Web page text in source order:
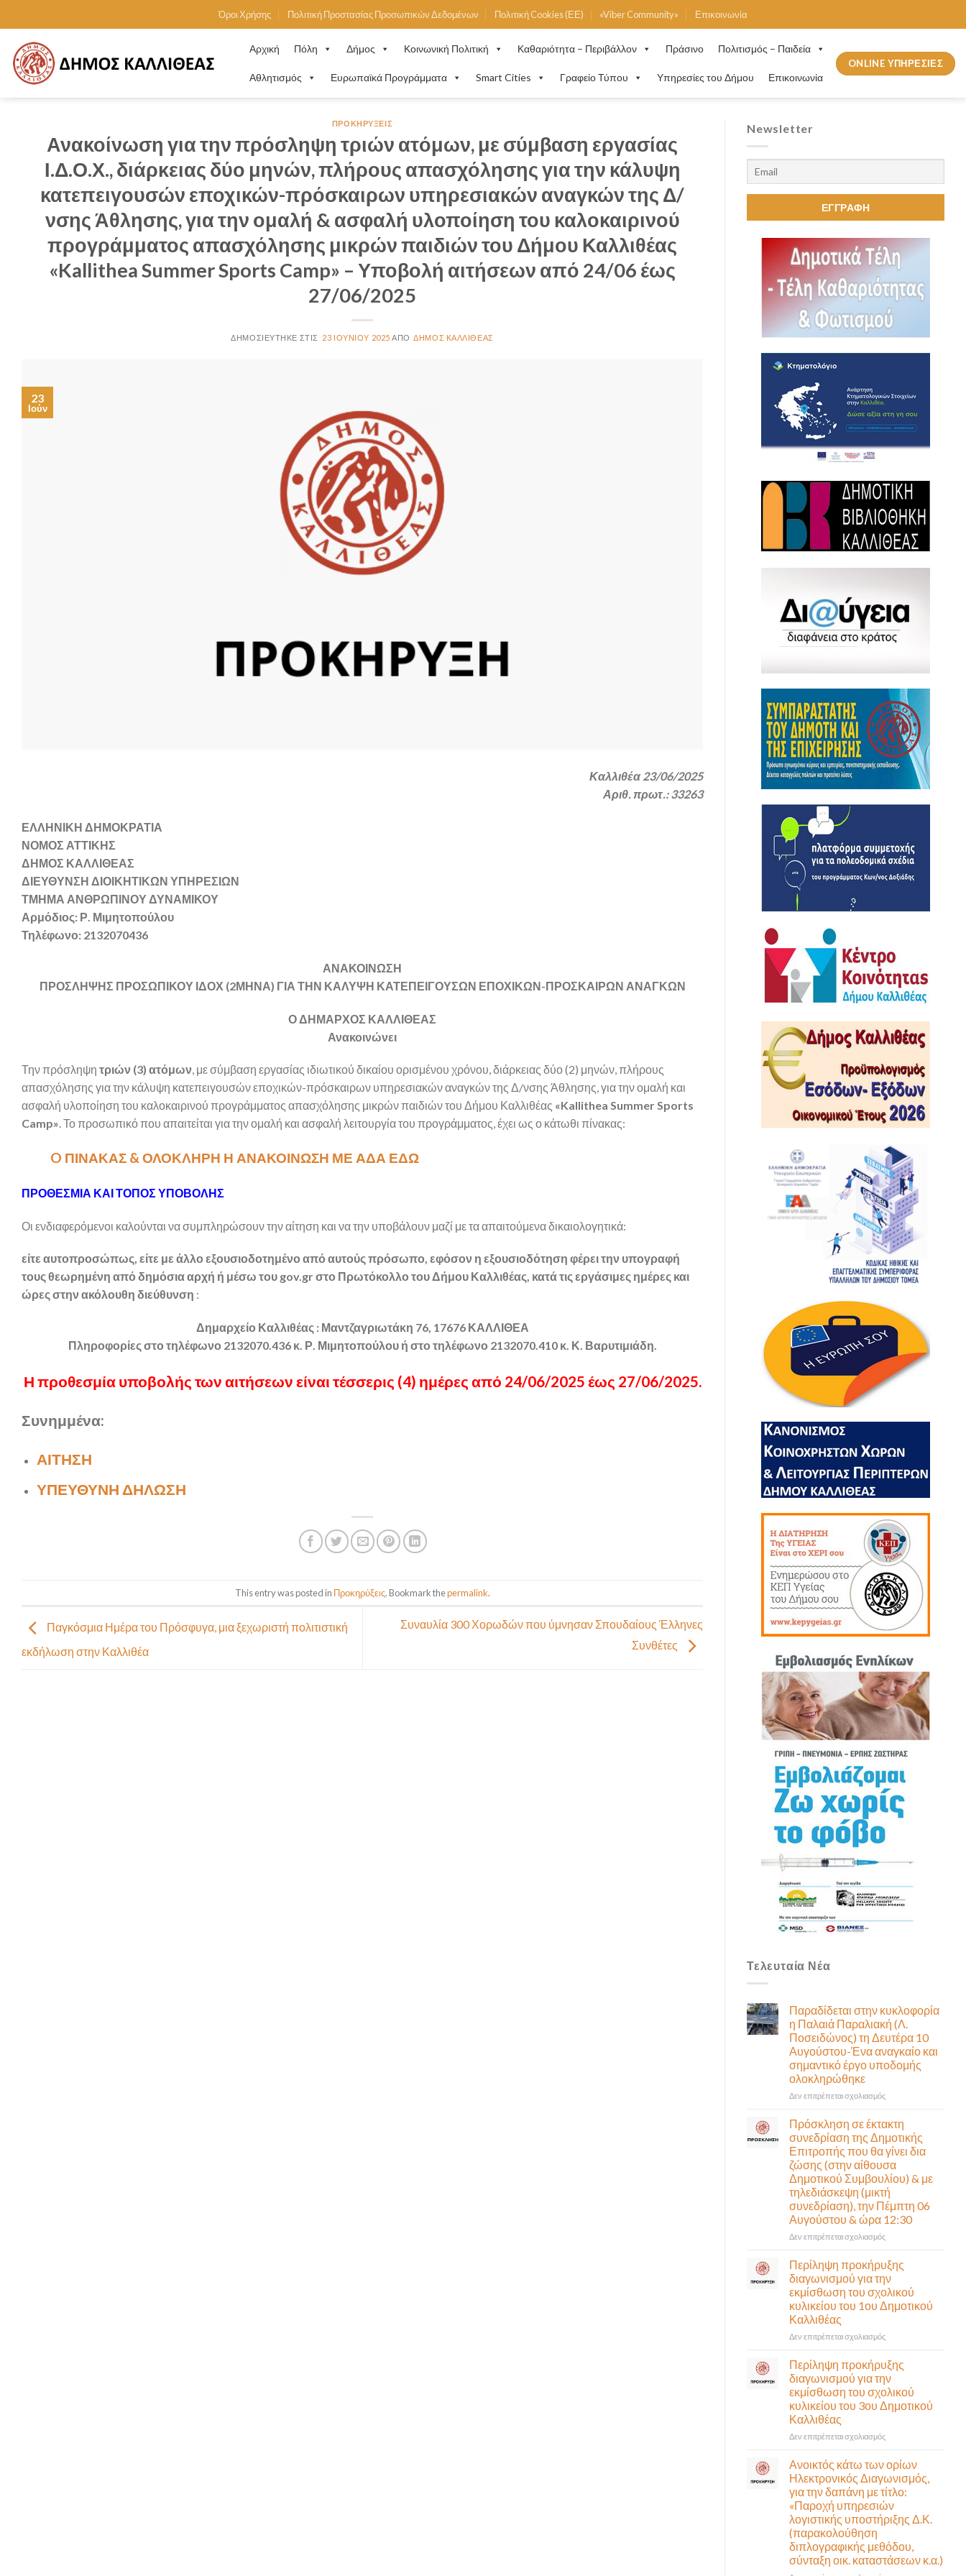
to
content
Όροι Χρήσης Πολιτική Προστασίας Προσωπικών Δεδομένων Πολιτική Cookies (ΕΕ) «Viber Community» Επικοινωνία
Αρχική Πόλη Δήμος Κοινωνική Πολιτική Καθαριότητα – Περιβάλλον Πράσινο Πολιτισμός – Παιδεία
Αθλητισμός Ευρωπαϊκά Προγράμματα Smart Cities Γραφείο Τύπου Υπηρεσίες του Δήμου Επικοινωνία
ONLINE ΥΠΗΡΕΣΙΕΣ
ΠΡΟΚΗΡΎΞΕΙΣ
Ανακοίνωση για την πρόσληψη τριών ατόμων, με σύμβαση εργασίας
Ι.Δ.Ο.Χ., διάρκειας δύο μηνών, πλήρους απασχόλησης για την κάλυψη
κατεπειγουσών εποχικών-πρόσκαιρων υπηρεσιακών αναγκών της Δ/
νσης Άθλησης, για την ομαλή & ασφαλή υλοποίηση του καλοκαιρινού
προγράμματος απασχόλησης μικρών παιδιών του Δήμου Καλλιθέας
«Kallithea Summer Sports Camp» – Υποβολή αιτήσεων από 24/06 έως
27/06/2025
23 ΙΟΥΝΊΟΥ 2025 ΔΉΜΟΣ ΚΑΛΛΙΘΈΑΣ
23
Ιούν
Καλλιθέα 23/06/2025
Αριθ. πρωτ.: 33263
ΕΛΛΗΝΙΚΗ ΔΗΜΟΚΡΑΤΙΑ
ΝΟΜΟΣ ΑΤΤΙΚΗΣ
ΔΗΜΟΣ ΚΑΛΛΙΘΕΑΣ
ΔΙΕΥΘΥΝΣΗ ΔΙΟΙΚΗΤΙΚΩΝ ΥΠΗΡΕΣΙΩΝ
ΤΜΗΜΑ ΑΝΘΡΩΠΙΝΟΥ ΔΥΝΑΜΙΚΟΥ
Αρμόδιος: Ρ. Μιμητοπούλου
Τηλέφωνο: 2132070436
ΑΝΑΚΟΙΝΩΣΗ
ΠΡΟΣΛΗΨΗΣ ΠΡΟΣΩΠΙΚΟΥ ΙΔΟΧ (2ΜΗΝΑ) ΓΙΑ ΤΗΝ ΚΑΛΥΨΗ ΚΑΤΕΠΕΙΓΟΥΣΩΝ ΕΠΟΧΙΚΩΝ-ΠΡΟΣΚΑΙΡΩΝ ΑΝΑΓΚΩΝ
Ο ΔΗΜΑΡΧΟΣ ΚΑΛΛΙΘΕΑΣ
Ανακοινώνει
Την πρόσληψη τριών (3) ατόμων, με σύμβαση εργασίας ιδιωτικού δικαίου ορισμένου χρόνου, διάρκειας δύο (2) μηνών, πλήρους
απασχόλησης για την κάλυψη κατεπειγουσών εποχικών-πρόσκαιρων υπηρεσιακών αναγκών της Δ/νσης Άθλησης, για την ομαλή και
ασφαλή υλοποίηση του καλοκαιρινού προγράμματος απασχόλησης μικρών παιδιών του Δήμου Καλλιθέας «Kallithea Summer Sports
Camp». Το προσωπικό που απαιτείται για την ομαλή και ασφαλή λειτουργία του προγράμματος, έχει ως ο κάτωθι πίνακας:
O ΠΙΝΑΚΑΣ & ΟΛΟΚΛΗΡΗ Η ΑΝΑΚΟΙΝΩΣΗ ΜΕ ΑΔΑ ΕΔΩ
ΠΡΟΘΕΣΜΙΑ ΚΑΙ ΤΟΠΟΣ ΥΠΟΒΟΛΗΣ
Οι ενδιαφερόμενοι καλούνται να συμπληρώσουν την αίτηση και να την υποβάλουν μαζί με τα απαιτούμενα δικαιολογητικά:
είτε αυτοπροσώπως, είτε με άλλο εξουσιοδοτημένο από αυτούς πρόσωπο, εφόσον η εξουσιοδότηση φέρει την υπογραφή
τους θεωρημένη από δημόσια αρχή ή μέσω του gov.gr στο Πρωτόκολλο του Δήμου Καλλιθέας, κατά τις εργάσιμες ημέρες και
ώρες στην ακόλουθη διεύθυνση :
Δημαρχείο Καλλιθέας : Μαντζαγριωτάκη 76, 17676 ΚΑΛΛΙΘΕΑ
Πληροφορίες στο τηλέφωνο 2132070.436 κ. Ρ. Μιμητοπούλου ή στο τηλέφωνο 2132070.410 κ. Κ. Βαρυτιμιάδη.
Η προθεσμία υποβολής των αιτήσεων είναι τέσσερις (4) ημέρες από 24/06/2025 έως 27/06/2025.
Συνημμένα:
ΑΙΤΗΣΗ
ΥΠΕΥΘΥΝΗ ΔΗΛΩΣΗ
This entry was posted in Προκηρύξεις. Bookmark thepermalink.
Παγκόσμια Ημέρα του Πρόσφυγα, μια ξεχωριστή πολιτιστική
εκδήλωση στην Καλλιθέα
Συναυλία 300 Χορωδών που ύμνησαν Σπουδαίους Έλληνες
Συνθέτες
Newsletter
Τελευταία Νέα
Παραδίδεται στην κυκλοφορία
η Παλαιά Παραλιακή (Λ.
Ποσειδώνος) τη Δευτέρα 10
Αυγούστου-Ένα αναγκαίο και
σημαντικό έργο υποδομής
ολοκληρώθηκε
Δεν επιτρέπεται σχολιασμόςστο
κυκλοφορία
η
Παλαιά
Παραλιακή
(Λ.
Ποσειδώνος)
τη
Δευτέρα
Αυγούστου-
αναγκαίο
και
σημαντικό
έργο
υποδομής
Πρόσκληση σε έκτακτη
συνεδρίαση της Δημοτικής
Επιτροπής που θα γίνει δια
ζώσης (στην αίθουσα
Δημοτικού Συμβουλίου) & με
τηλεδιάσκεψη (μικτή
συνεδρίαση), την Πέμπτη 06
Αυγούστου & ώρα 12:30
Δεν επιτρέπεται σχολιασμόςστο
σε
έκτακτη
συνεδρίαση
της
Δημοτικής
δια
ζώσης
(στην
αίθουσα
&
τηλεδιάσκεψη
(μικτή
συνεδρίαση),
την
Πέμπτη
06
Αυγούστου
&
ώρα
Περίληψη προκήρυξης
διαγωνισμού για την
εκμίσθωση του σχολικού
κυλικείου του 1ου Δημοτικού
Καλλιθέας
Δεν επιτρέπεται σχολιασμόςστο
προκήρυξης
διαγωνισμού
για
την
εκμίσθωση
1ου
Δημοτικού
Καλλιθέας
Περίληψη προκήρυξης
διαγωνισμού για την
εκμίσθωση του σχολικού
κυλικείου του 3ου Δημοτικού
Καλλιθέας
Δεν επιτρέπεται σχολιασμόςστο
προκήρυξης
διαγωνισμού
για
την
εκμίσθωση
του
κυλικείου
του
Ανοικτός κάτω των ορίων
Ηλεκτρονικός Διαγωνισμός,
για την δαπάνη με τίτλο:
«Παροχή υπηρεσιών
λογιστικής υποστήριξης Δ.Κ.
(παρακολούθηση
διπλογραφικής μεθόδου,
σύνταξη οικ. καταστάσεων κ.α.)